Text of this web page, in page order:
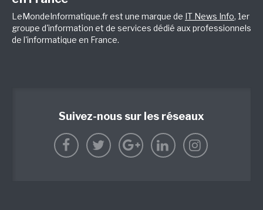
LeMondeInformatique.fr est une marque de IT News Info, 1er
groupe d'information et de services dédié aux professionnels
de l'informatique en France.
Suivez-nous sur les réseaux